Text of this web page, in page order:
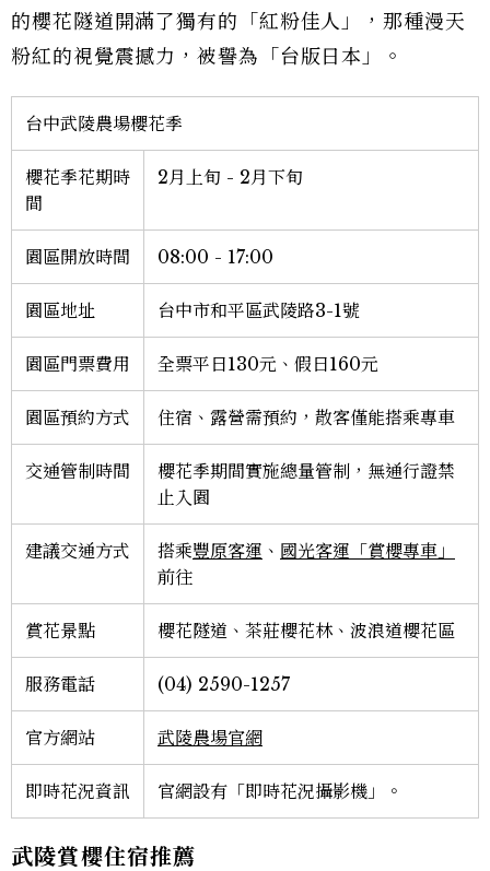
的櫻花隧道開滿了獨有的「紅粉佳人」，那種漫天
粉紅的視覺震撼力，被譽為「台版日本」。
台中武陵農場櫻花季
櫻花季花期時
間
2月上旬 - 2月下旬
園區開放時間 08:00 - 17:00
園區地址 台中市和平區武陵路3-1號
園區門票費用 全票平日130元、假日160元
園區預約方式 住宿、露營需預約，散客僅能搭乘專車
交通管制時間
櫻花季期間實施總量管制，無通行證禁
止入園
建議交通方式 搭乘豐原客運 、 國光客運「賞櫻專車」
前往
賞花景點 櫻花隧道、茶莊櫻花林、波浪道櫻花區
服務電話 (04) 2590-1257
官方網站 武陵農場官網
即時花況資訊 官網設有「即時花況攝影機」。
武陵賞櫻住宿推薦